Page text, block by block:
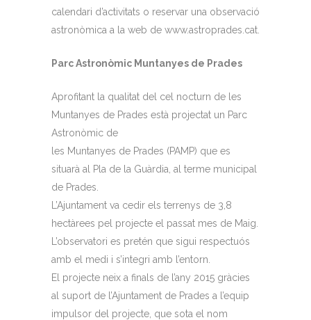
calendari d’activitats o reservar una observació
astronòmica a la web de www.astroprades.cat.
Parc Astronòmic Muntanyes de Prades
Aprofitant la qualitat del cel nocturn de les
Muntanyes de Prades està projectat un Parc
Astronòmic de
les Muntanyes de Prades (PAMP) que es
situarà al Pla de la Guàrdia, al terme municipal
de Prades.
L’Ajuntament va cedir els terrenys de 3,8
hectàrees pel projecte el passat mes de Maig.
L’observatori es pretén que sigui respectuós
amb el medi i s’integri amb l’entorn.
El projecte neix a finals de l’any 2015 gràcies
al suport de l’Ajuntament de Prades a l’equip
impulsor del projecte, que sota el nom